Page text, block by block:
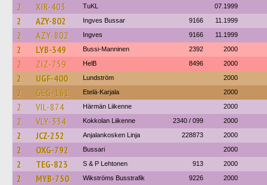
2 XIR-403 TuKL 07.1999
2 AZY-802 Ingves Bussar 9166 11.1999
2 AZY-802 Ingves 9166 11.1999
2 LYB-349 Bussi-Manninen 2392 2000
2 ZIZ-759 HelB 8496 2000
2 UGF-400 Lundström 2000
2 GEG-161 Etelä-Karjala 2000
2 VIL-874 Härmän Liikenne 2000
2 VLY-334 Kokkolan Liikenne 2340 / 099 2000
2 JCZ-252 Anjalankosken Linja 228873 2000
2 OXG-792 Bussari 2000
2 TEG-823 S & P Lehtonen 913 2000
2 MYB-750 Wikströms Busstrafik 9226 2000